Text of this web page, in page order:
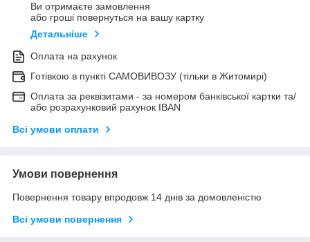
Ви отримаєте замовлення
або гроші повернуться на вашу картку
Детальніше
Оплата на рахунок
Готівкою в пункті САМОВИВОЗУ (тільки в Житомирі)
Оплата за реквізитами - за номером банківської картки та/
або розрахунковий рахунок IBAN
Всі умови оплати
Умови повернення
Повернення товару впродовж 14 днів за домовленістю
Всі умови повернення